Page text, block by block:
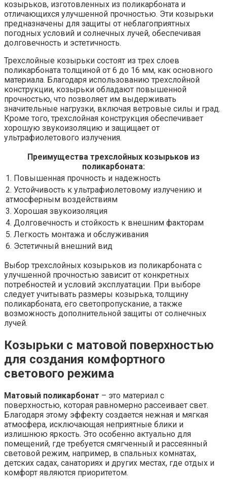
козырьков, изготовленных из поликарбоната и
отличающихся улучшенной прочностью. Эти козырьки
предназначены для защиты от неблагоприятных
погодных условий и солнечных лучей, обеспечивая
долговечность и эстетичность.
Трехслойные козырьки состоят из трех слоев
поликарбоната толщиной от 6 до 16 мм, как основного
материала. Благодаря использованию трехслойной
конструкции, козырьки обладают повышенной
прочностью, что позволяет им выдерживать
значительные нагрузки, включая ветровые силы и град.
Кроме того, трехслойная конструкция обеспечивает
хорошую звукоизоляцию и защищает от
ультрафиолетового излучения.
Преимущества трехслойных козырьков из
поликарбоната:
1. Повышенная прочность и надежность
2. Устойчивость к ультрафиолетовому излучению и
атмосферным воздействиям
3. Хорошая звукоизоляция
4. Долговечность и стойкость к внешним факторам
5. Легкость монтажа и обслуживания
6. Эстетичный внешний вид
Выбор трехслойных козырьков из поликарбоната с
улучшенной прочностью зависит от конкретных
потребностей и условий эксплуатации. При выборе
следует учитывать размеры козырька, толщину
поликарбоната, его светопропускание, а также
возможность дополнительной защиты от солнечных
лучей.
Козырьки с матовой поверхностью
для создания комфортного
светового режима
Матовый поликарбонат – это материал с
поверхностью, которая равномерно рассеивает свет.
Благодаря этому эффекту создается нежная и мягкая
атмосфера, исключающая неприятные блики и
излишнюю яркость. Это особенно актуально для
помещений, где требуется смягченный и рассеянный
световой режим, например, в спальных комнатах,
детских садах, санаториях и других местах, где отдых и
комфорт являются приоритетом.